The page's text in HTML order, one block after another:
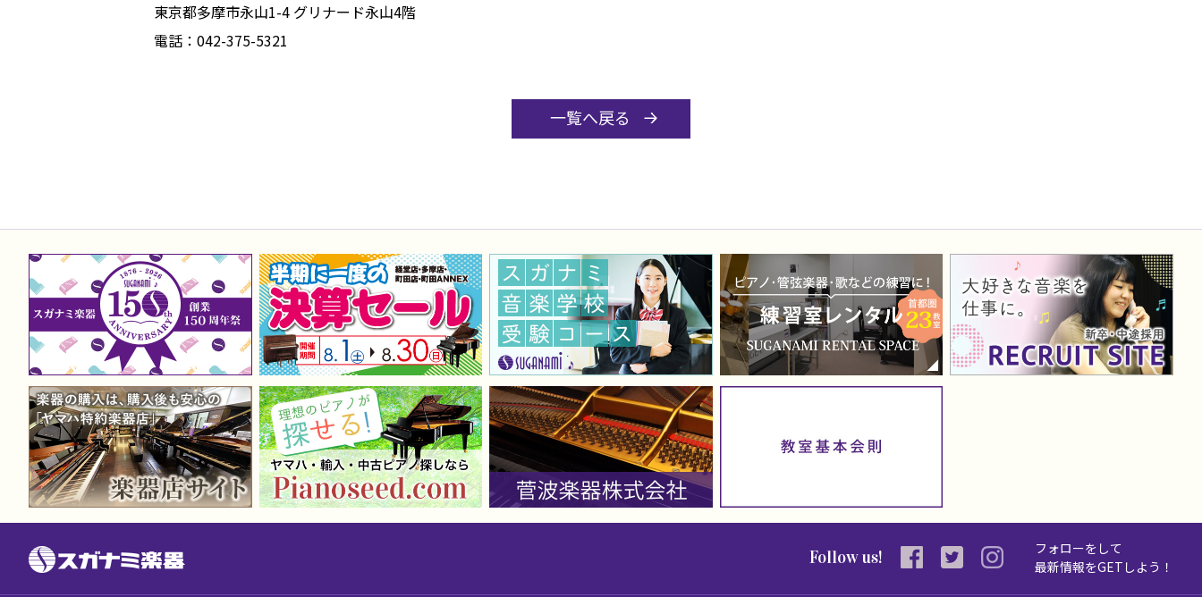
東京都多摩市永山1-4 グリナード永山4階
電話：042-375-5321
一覧へ戻る
Follow us!
フォローをして
最新情報をGETしよう！